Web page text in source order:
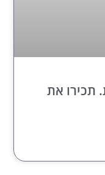
תכירו את